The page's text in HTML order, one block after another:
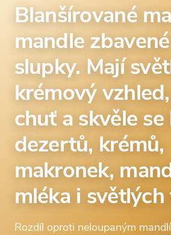
Blanšírované
mandle
slupky. Mají
krémový
chuť a skvěle
dezertů, krémů,
makronek,
mléka i světlých
Rozdíl oproti neloupaným